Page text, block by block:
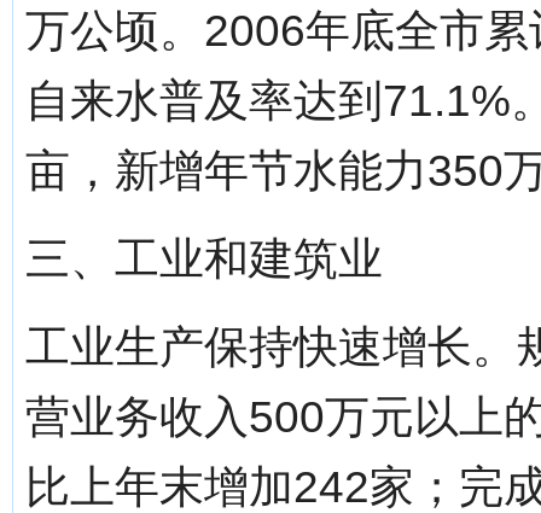
万公顷。2006年底全市
自来水普及率达到71.1%
亩，新增年节水能力350
三、工业和建筑业
工业生产保持快速增长。
营业务收入500万元以上
比上年末增加242家；完